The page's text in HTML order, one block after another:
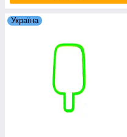
Україна